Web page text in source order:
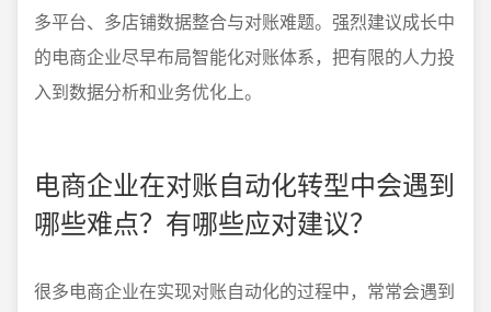
多平台、多店铺数据整合与对账难题。强烈建议成长中
的电商企业尽早布局智能化对账体系，把有限的人力投
入到数据分析和业务优化上。
电商企业在对账自动化转型中会遇到
哪些难点？有哪些应对建议？
很多电商企业在实现对账自动化的过程中，常常会遇到